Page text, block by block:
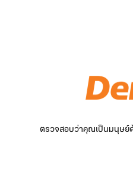
ตรวจสอบว่าคุณเป็นมนุษย์